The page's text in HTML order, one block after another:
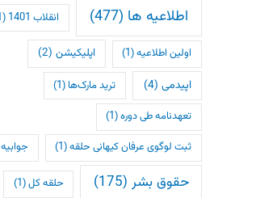
اطلاعیه ها (477) انقلاب 1401 (1)
اولین اطلاعیه(1) اپلیکیشن (2)
اپیدمی (4) ترید مارک‌ها (1)
تعهدنامه طی دوره(1)
ثبت لوگوی عرفان کیهانی حلقه(1) جوابیه
حقوق بشر (175) حلقه کل(1)